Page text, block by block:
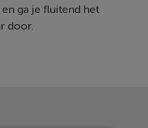
ga je fluitend het
door.